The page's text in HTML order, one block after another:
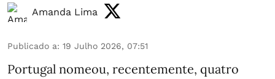
Amanda Lima
Publicado a: 19 Julho 2026, 07:51
Portugal nomeou, recentemente, quatro